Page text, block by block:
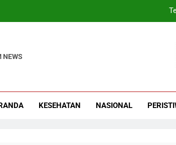
NEWS
KESEHATAN NASIONAL